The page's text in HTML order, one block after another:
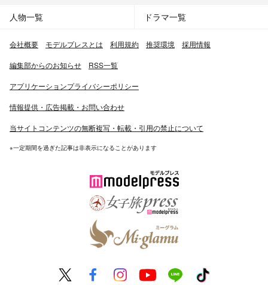
人物一覧 ドラマ一覧
会社概要 モデルプレスとは 利用規約 推奨環境 採用情報
編集部からのお知らせ RSS一覧
アプリケーションプライバシーポリシー
情報提供・広告掲載・お問い合わせ
当サイトコンテンツの無断複写・転載・引用の禁止について
※一定期間を過ぎた記事は非表示になることがあります